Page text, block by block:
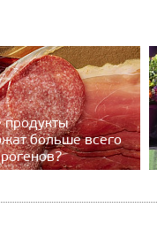
продукты
больше всего